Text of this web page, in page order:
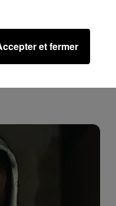
équitable ».
et fermer